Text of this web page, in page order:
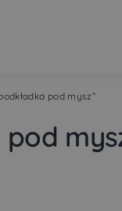
pod mysz”
pod